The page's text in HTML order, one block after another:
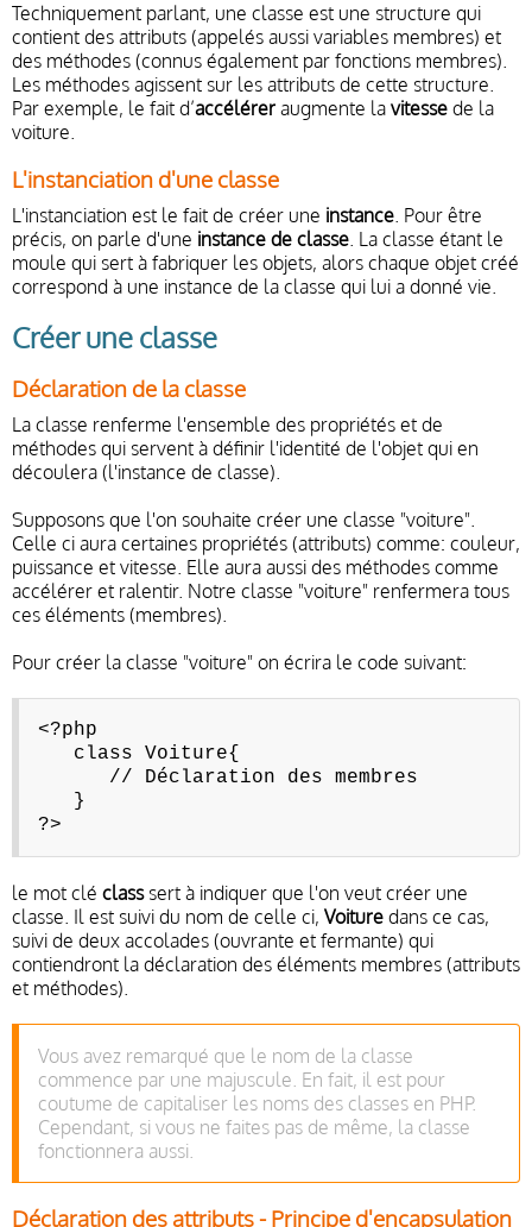
Techniquement parlant, une classe est une structure qui
contient des attributs (appelés aussi variables membres) et
des méthodes (connus également par fonctions membres).
Les méthodes agissent sur les attributs de cette structure.
Par exemple, le fait d’accélérer augmente la vitesse de la
voiture.
L'instanciation d'une classe
L'instanciation est le fait de créer une instance. Pour être
précis, on parle d'une instance de classe. La classe étant le
moule qui sert à fabriquer les objets, alors chaque objet créé
correspond à une instance de la classe qui lui a donné vie.
Créer une classe
Déclaration de la classe
La classe renferme l'ensemble des propriétés et de
méthodes qui servent à définir l'identité de l'objet qui en
découlera (l'instance de classe).
Supposons que l'on souhaite créer une classe "voiture".
Celle ci aura certaines propriétés (attributs) comme: couleur,
puissance et vitesse. Elle aura aussi des méthodes comme
accélérer et ralentir. Notre classe "voiture" renfermera tous
ces éléments (membres).
Pour créer la classe "voiture" on écrira le code suivant:
<?php
class Voiture{
// Déclaration des membres
}
?>
le mot clé classsert à indiquer que l'on veut créer une
classe. Il est suivi du nom de celle ci, Voiture dans ce cas,
suivi de deux accolades (ouvrante et fermante) qui
contiendront la déclaration des éléments membres (attributs
et méthodes).
Vous avez remarqué que le nom de la classe
commence par une majuscule. En fait, il est pour
coutume de capitaliser les noms des classes en PHP.
Cependant, si vous ne faites pas de même, la classe
fonctionnera aussi.
Déclaration des attributs - Principe d'encapsulation